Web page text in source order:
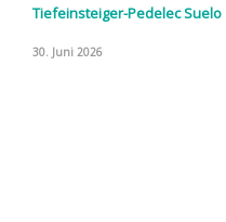
Tiefeinsteiger-Pedelec Suelo
30. Juni 2026